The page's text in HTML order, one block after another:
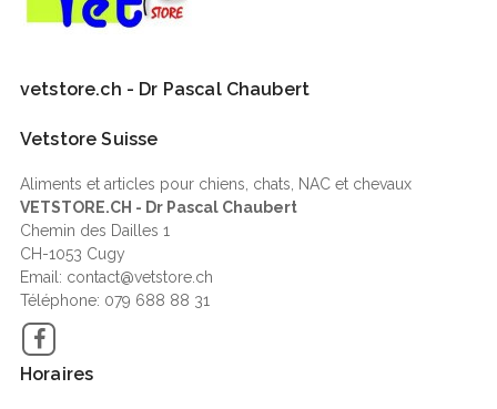
vetstore.ch - Dr Pascal Chaubert
Vetstore Suisse
Aliments et articles pour chiens, chats, NAC et chevaux
VETSTORE.CH - Dr Pascal Chaubert
Chemin des Dailles 1
CH-1053 Cugy
Email: contact@vetstore.ch
Téléphone: 079 688 88 31
Horaires